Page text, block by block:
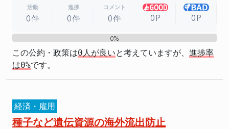
活動
0件
進捗
0件
コメント
0件 0P 0P
0%
この公約・政策は0人が良いと考えていますが、 進捗率
は0%です。
経済・雇用
種子など遺伝資源の海外流出防止